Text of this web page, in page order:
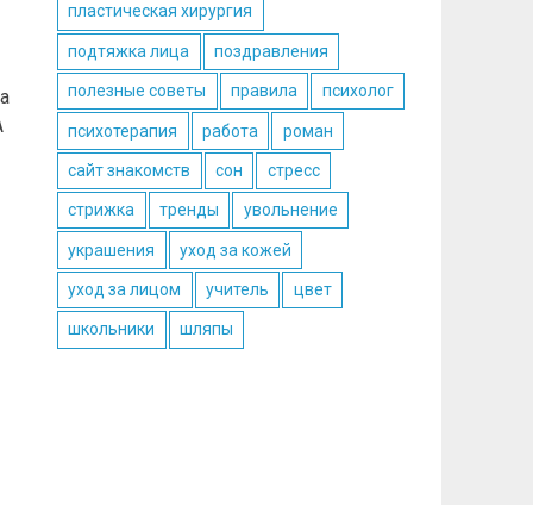
пластическая хирургия
подтяжка лица поздравления
полезные советы правила психолог
психотерапия работа роман
сайт знакомств сон стресс
стрижка тренды увольнение
украшения уход за кожей
уход за лицом учитель цвет
школьники шляпы